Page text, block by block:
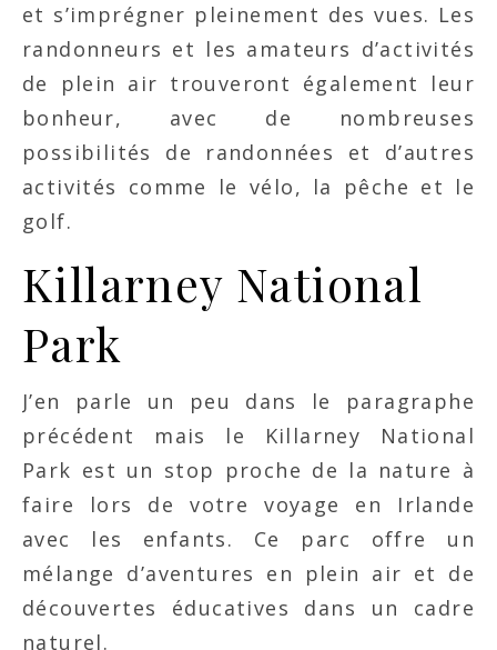
et s’imprégner pleinement des vues. Les
randonneurs et les amateurs d’activités
de plein air trouveront également leur
bonheur, avec de nombreuses
possibilités de randonnées et d’autres
activités comme le vélo, la pêche et le
golf.
Killarney National
Park
J’en parle un peu dans le paragraphe
précédent mais le Killarney National
Park est un stop proche de la nature à
faire lors de votre voyage en Irlande
avec les enfants. Ce parc offre un
mélange d’aventures en plein air et de
découvertes éducatives dans un cadre
naturel.